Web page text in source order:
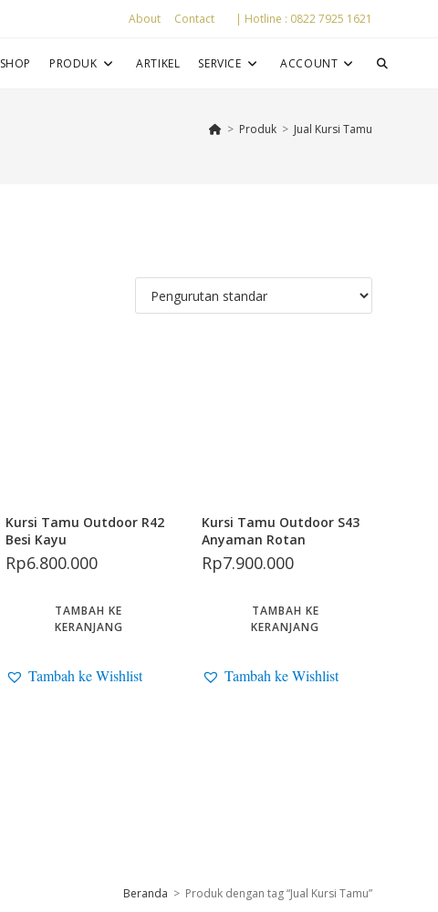
About Contact | Hotline : 0822 7925 1621
SHOP PRODUK ARTIKEL SERVICE ACCOUNT
> Produk > Jual Kursi Tamu
Beranda > Produk dengan tag “Jual Kursi Tamu”
Kursi Tamu Outdoor R42
Besi Kayu
Rp6.800.000
TAMBAH KE
KERANJANG
Tambah ke Wishlist
Kursi Tamu Outdoor S43
Anyaman Rotan
Rp7.900.000
TAMBAH KE
KERANJANG
Tambah ke Wishlist